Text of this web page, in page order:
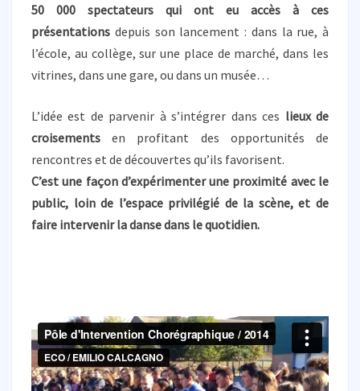
H
I
Q
U
50 000 spectateurs qui ont eu accès à ces
présentations depuis son lancement : dans la rue, à
l’école, au collège, sur une place de marché, dans les
vitrines, dans une gare, ou dans un musée…
L’idée est de parvenir à s’intégrer dans ces lieux de
croisementsen profitant des opportunités de
rencontres et de découvertes qu’ils favorisent.
C’est une façon d’expérimenter une proximité avec le
public, loin de l’espace privilégié de la scène, et de
faire intervenir la danse dans le quotidien.